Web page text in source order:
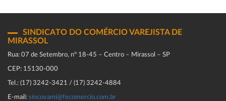
SINDICATO DO COMÉRCIO VAREJISTA DE
MIRASSOL
Rua: 07 de Setembro, n° 18-45 – Centro – Mirassol – SP
CEP: 15130-000
Tel.: (17) 3242-3421 / (17) 3242-4884
E-mail: sincovami@fecomercio.com.br